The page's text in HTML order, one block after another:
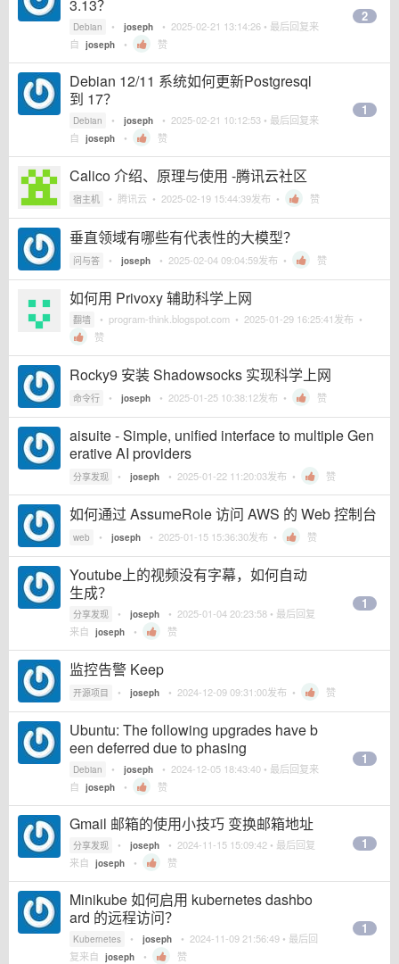
3.13？
Debian • joseph • 2025-02-21 13:14:26 • 最后回复来
自 joseph • 赞
2
Debian 12/11 系统如何更新Postgresql
到 17？
Debian • joseph • 2025-02-21 10:12:53 • 最后回复来
自 joseph • 赞
1
Calico 介绍、原理与使用 -腾讯云社区
宿主机 • 腾讯云 • 2025-02-19 15:44:39发布 • 赞
垂直领域有哪些有代表性的大模型？
问与答 • joseph • 2025-02-04 09:04:59发布 • 赞
如何用 Privoxy 辅助科学上网
翻墙 • program-think.blogspot.com • 2025-01-29 16:25:41发布 •
赞
Rocky9 安装 Shadowsocks 实现科学上网
命令行 • joseph • 2025-01-25 10:38:12发布 • 赞
aisuite - Simple, unified interface to multiple Gen
erative AI providers
分享发现 • joseph • 2025-01-22 11:20:03发布 • 赞
如何通过 AssumeRole 访问 AWS 的 Web 控制台
web • joseph • 2025-01-15 15:36:30发布 • 赞
Youtube上的视频没有字幕，如何自动
生成？
分享发现 • joseph • 2025-01-04 20:23:58 • 最后回复
来自 joseph • 赞
1
监控告警 Keep
开源项目 • joseph • 2024-12-09 09:31:00发布 • 赞
Ubuntu: The following upgrades have b
een deferred due to phasing
Debian • joseph • 2024-12-05 18:43:40 • 最后回复来
自 joseph • 赞
1
Gmail 邮箱的使用小技巧 变换邮箱地址
分享发现 • joseph • 2024-11-15 15:09:42 • 最后回复
来自 joseph • 赞
1
Minikube 如何启用 kubernetes dashbo
ard 的远程访问？
Kubernetes • joseph • 2024-11-09 21:56:49 • 最后回
复来自 joseph • 赞
1